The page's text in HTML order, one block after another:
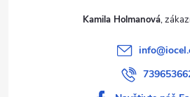
Kamila Holmanová
info@